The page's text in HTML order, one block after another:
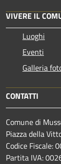
VIVERE IL
Luoghi
Eventi
Galleria
CONTATTI
Comune di
Piazza della
Codice Fiscale:
Partita IVA: